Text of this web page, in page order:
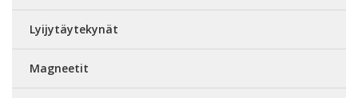
Lyijytäytekynät
Magneetit